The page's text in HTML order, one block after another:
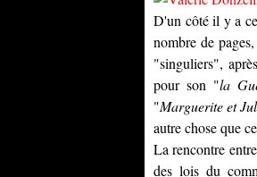
D'un côté il y a
nombre de
"singuliers",
pour son "la
"Marguerite et
autre chose que
La rencontre
des lois du